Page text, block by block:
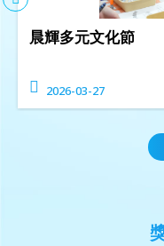
晨輝多元文化節
2026-03-27